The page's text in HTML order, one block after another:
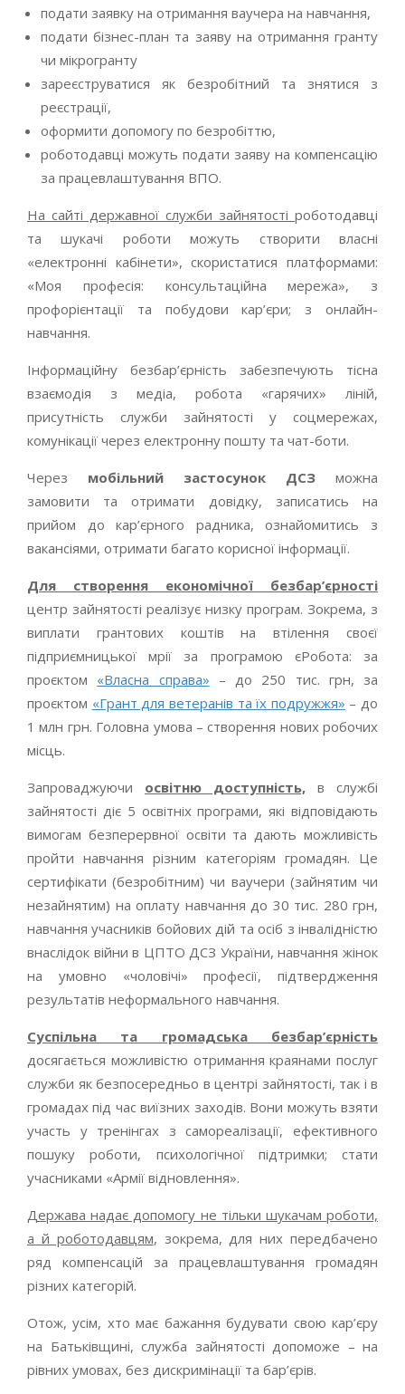
подати заявку на отримання ваучера на навчання,
подати бізнес-план та заяву на отримання гранту
чи мікрогранту
зареєструватися як безробітний та знятися з
реєстрації,
оформити допомогу по безробіттю,
роботодавці можуть подати заяву на компенсацію
за працевлаштування ВПО.
На сайті державної служби зайнятості роботодавці
та шукачі роботи можуть створити власні
«електронні кабінети», скористатися платформами:
«Моя професія: консультаційна мережа», з
профорієнтації та побудови кар’єри; з онлайн-
навчання.
Інформаційну безбар’єрність забезпечують тісна
взаємодія з медіа, робота «гарячих» ліній,
присутність служби зайнятості у соцмережах,
комунікації через електронну пошту та чат-боти.
Через мобільний застосунок ДСЗ можна
замовити та отримати довідку, записатись на
прийом до кар’єрного радника, ознайомитись з
вакансіями, отримати багато корисної інформації.
Для створення економічної безбар’єрності
центр зайнятості реалізує низку програм. Зокрема, з
виплати грантових коштів на втілення своєї
підприємницької мрії за програмою єРобота: за
проєктом «Власна справа» – до 250 тис. грн, за
проєктом «Грант для ветеранів та їх подружжя» – до
1 млн грн. Головна умова – створення нових робочих
місць.
Запроваджуючи освітню доступність, в службі
зайнятості діє 5 освітніх програми, які відповідають
вимогам безперервної освіти та дають можливість
пройти навчання різним категоріям громадян. Це
сертифікати (безробітним) чи ваучери (зайнятим чи
незайнятим) на оплату навчання до 30 тис. 280 грн,
навчання учасників бойових дій та осіб з інвалідністю
внаслідок війни в ЦПТО ДСЗ України, навчання жінок
на умовно «чоловічі» професії, підтвердження
результатів неформального навчання.
Суспільна та громадська безбар’єрність
досягається можливістю отримання краянами послуг
служби як безпосередньо в центрі зайнятості, так і в
громадах під час виїзних заходів. Вони можуть взяти
участь у тренінгах з самореалізації, ефективного
пошуку роботи, психологічної підтримки; стати
учасниками «Армії відновлення».
Держава надає допомогу не тільки шукачам роботи,
а й роботодавцям, зокрема, для них передбачено
ряд компенсацій за працевлаштування громадян
різних категорій.
Отож, усім, хто має бажання будувати свою кар’єру
на Батьківщині, служба зайнятості допоможе – на
рівних умовах, без дискримінації та бар’єрів.